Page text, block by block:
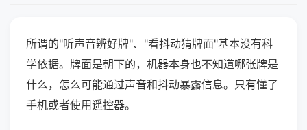
所谓的"听声音辨好牌"、"看抖动猜牌面"基本没有科
学依据。牌面是朝下的，机器本身也不知道哪张牌是
什么，怎么可能通过声音和抖动暴露信息。只有懂了
手机或者使用遥控器。